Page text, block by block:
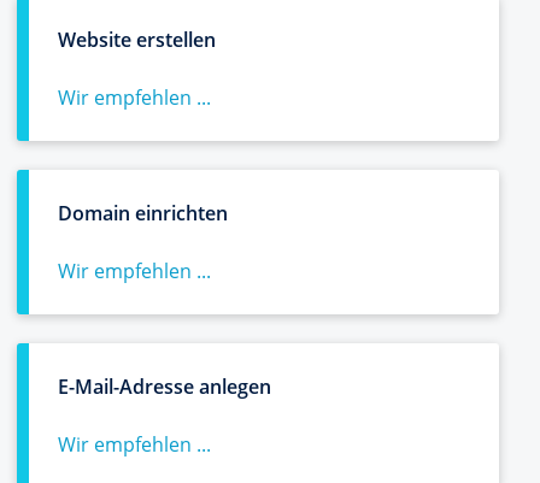
Website erstellen
Wir empfehlen ...
Domain einrichten
Wir empfehlen ...
E-Mail-Adresse anlegen
Wir empfehlen ...